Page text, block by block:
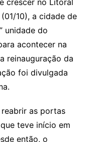
10), a cidade de
unidade do
acontecer na
reinauguração da
foi divulgada
reabrir as portas
teve início em
então, o